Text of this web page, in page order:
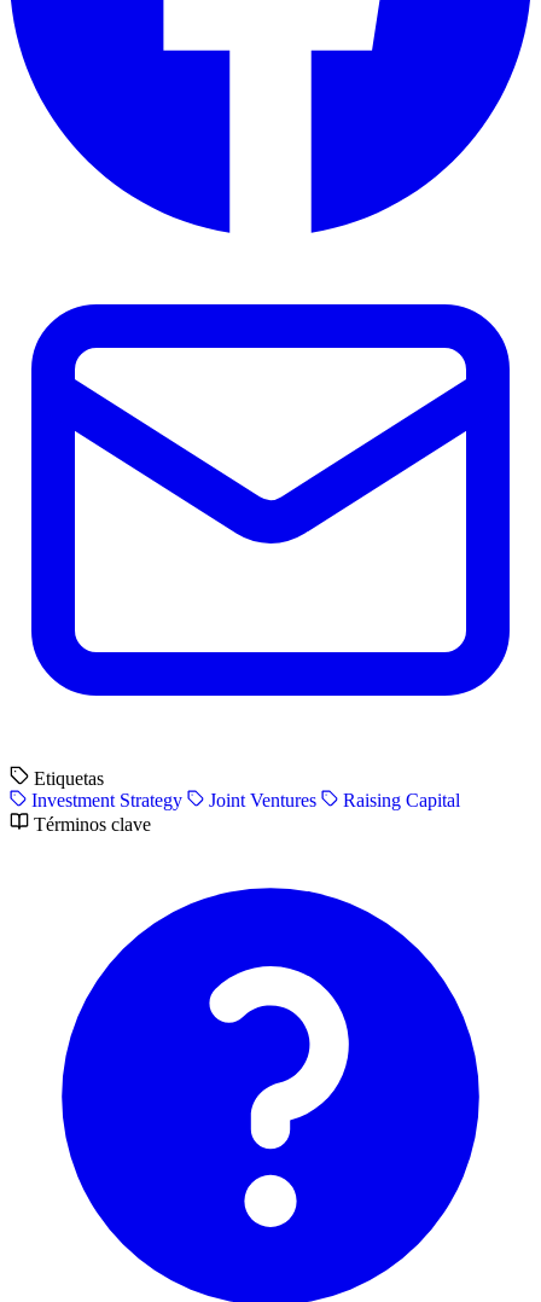
Etiquetas
Investment Strategy
Joint Ventures
Raising Capital
Términos clave